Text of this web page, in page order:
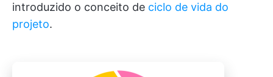
introduzido o conceito de ciclo de vida do
projeto.